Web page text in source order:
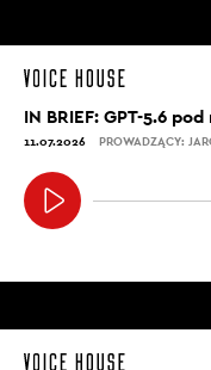
IN BRIEF: GPT-5.6
11.07.2026 PROWADZĄCY: